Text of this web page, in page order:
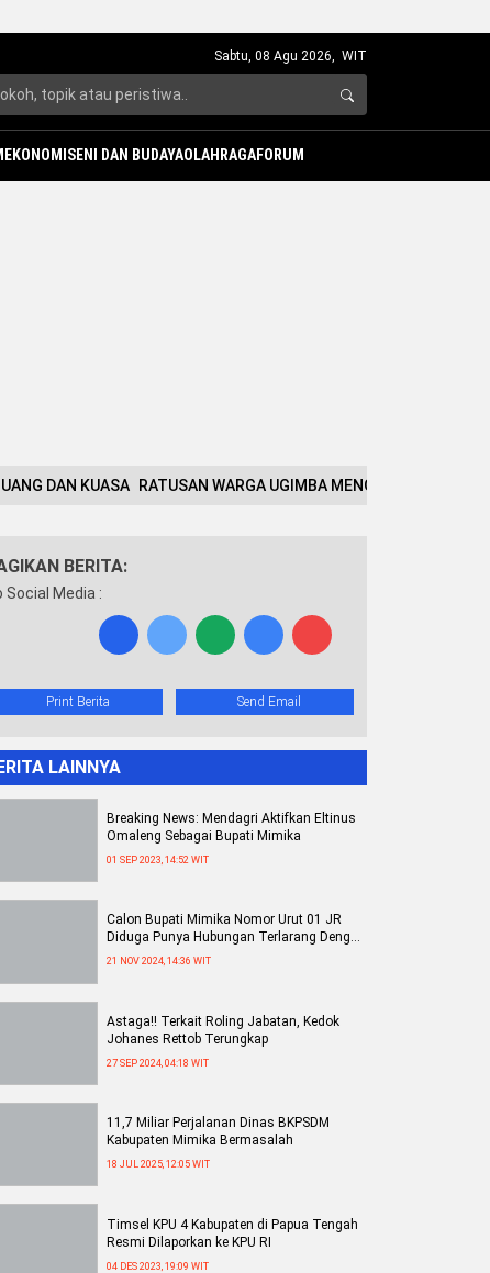
Sabtu, 08 Agu 2026, WIT
EKONOMI SENI DAN BUDAYAOLAHRAGAFORUM
DAN KUASA RATUSAN WARGA UGIMBA MENGUNGSI,
BERITA:
Social Media :
Print Berita Send Email
LAINNYA
Breaking News: Mendagri Aktifkan Eltinus
Omaleng Sebagai Bupati Mimika
01 SEP 2023, 14:52 WIT
Calon Bupati Mimika Nomor Urut 01 JR
Diduga Punya Hubungan Terlarang Dengan
Seorang Wanita
21 NOV 2024, 14:36 WIT
Astaga!! Terkait Roling Jabatan, Kedok
Johanes Rettob Terungkap
27 SEP 2024, 04:18 WIT
11,7 Miliar Perjalanan Dinas BKPSDM
Kabupaten Mimika Bermasalah
18 JUL 2025, 12:05 WIT
Timsel KPU 4 Kabupaten di Papua Tengah
Resmi Dilaporkan ke KPU RI
04 DES 2023, 19:09 WIT